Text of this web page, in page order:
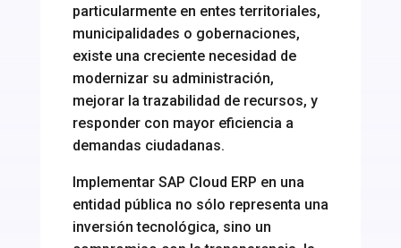
particularmente en entes territoriales,
municipalidades o gobernaciones,
existe una creciente necesidad de
modernizar su administración,
mejorar la trazabilidad de recursos, y
responder con mayor eficiencia a
demandas ciudadanas.
Implementar SAP Cloud ERP en una
entidad pública no sólo representa una
inversión tecnológica, sino un